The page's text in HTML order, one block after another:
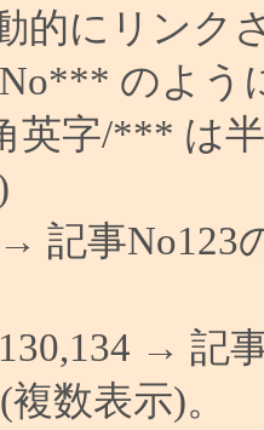
的にリンク
のよう
英字/*** は
記事No123
→ 記
数表示)。